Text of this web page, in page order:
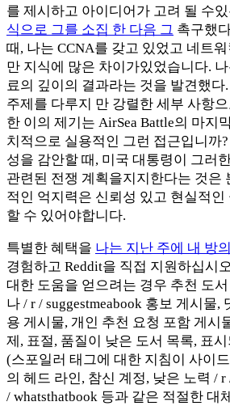
를 제시하고 아이디어가 고려 될 수
식으로 그를 소집 한 다음 그 촉구했
때, 나는 CCNA를 갖고 있었고 네트
만 지식에 많은 차이가있었습니다.
료의 깊이의 결과라는 것을 발견했다
주제를 다루지 만 강렬한 세부 사항
한 이의 제기는 AirSea Battle의 마지
치적으로 실용적인 그런 접근입니까
성을 감안할 때, 미국 대통령이 그러
관련된 전쟁 계획을지지한다는 것은
적인 억지력은 신뢰성 있고 현실적인
할 수 있어야합니다.
특별한 혜택을 나는 지난 주에 내 방
경험하고 Reddit을 직접 지원하십시
대한 도움을 얻으려는 경우 추천 도
나 / r / suggestmeabook 홍보 게시물,
용 게시물, 개인 추천 요청 포함 게시
제, 표절, 품질이 낮은 도서 목록, 표
(스포일러 태그에 대한 지침이 사이
의 헤드 라인, 참신 계정, 낮은 노력 / r
/ whatsthatbook 등과 같은 적절한 대